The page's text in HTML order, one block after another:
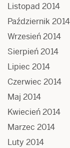
Listopad 2014
Październik 2014
Wrzesień 2014
Sierpień 2014
Lipiec 2014
Czerwiec 2014
Maj 2014
Kwiecień 2014
Marzec 2014
Luty 2014